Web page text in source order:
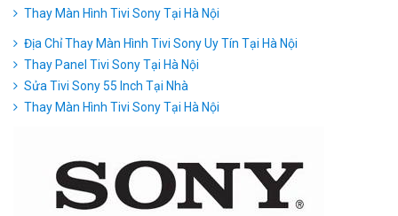
Thay Màn Hình Tivi Sony Tại Hà Nội
Địa Chỉ Thay Màn Hình Tivi Sony Uy Tín Tại Hà Nội
Thay Panel Tivi Sony Tại Hà Nội
Sửa Tivi Sony 55 Inch Tại Nhà
Thay Màn Hình Tivi Sony Tại Hà Nội